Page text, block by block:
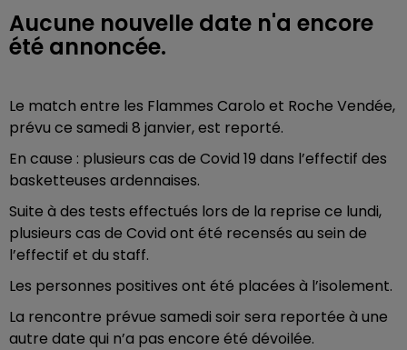
Aucune nouvelle date n'a encore
été annoncée.
Le match entre les Flammes Carolo et Roche Vendée,
prévu ce samedi 8 janvier, est reporté.
En cause : plusieurs cas de Covid 19 dans l’effectif des
basketteuses ardennaises.
Suite à des tests effectués lors de la reprise ce lundi,
plusieurs cas de Covid ont été recensés au sein de
l’effectif et du staff.
Les personnes positives ont été placées à l’isolement.
La rencontre prévue samedi soir sera reportée à une
autre date qui n’a pas encore été dévoilée.